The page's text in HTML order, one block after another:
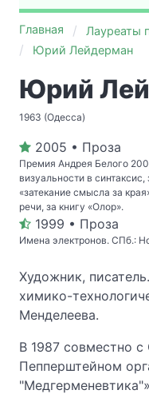
Главная
Лауреаты
Юрий Лейдерман
Юрий
1963 (Одесса)
2005 • Проза
Премия Андрея Белого
визуальности в
«затекание смысла за
речи, за книгу «Олор».
1999 • Проза
Имена электронов. СПб.:
Художник,
химико-
Менделеева.
В 1987 совместно
Пепперштейном